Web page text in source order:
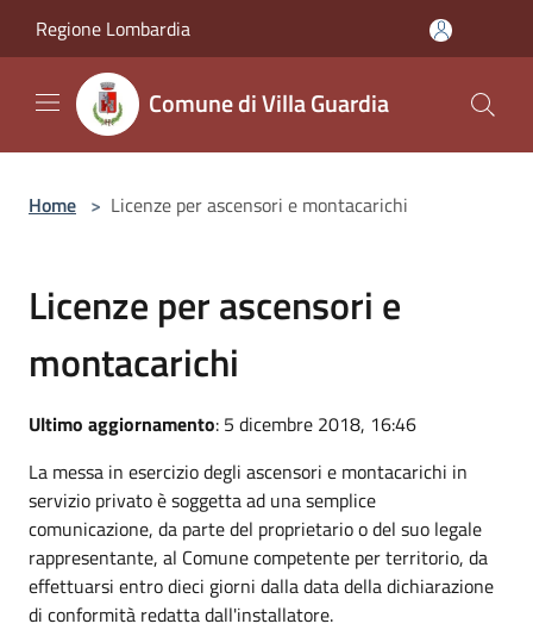
Regione Lombardia
Comune di Villa Guardia
Home > Licenze per ascensori e montacarichi
Licenze per ascensori e
montacarichi
Ultimo aggiornamento: 5 dicembre 2018, 16:46
La messa in esercizio degli ascensori e montacarichi in
servizio privato è soggetta ad una semplice
comunicazione, da parte del proprietario o del suo legale
rappresentante, al Comune competente per territorio, da
effettuarsi entro dieci giorni dalla data della dichiarazione
di conformità redatta dall'installatore.